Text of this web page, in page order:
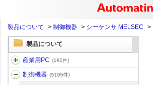
製品について > 制御機器 > シーケンサ MELSEC >
製品について
産業用PC (190件)
制御機器 (5195件)